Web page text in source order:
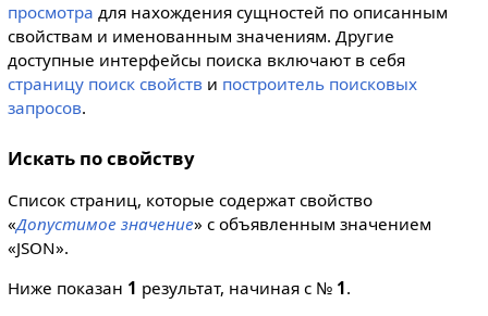
просмотра для нахождения сущностей по описанным
свойствам и именованным значениям. Другие
доступные интерфейсы поиска включают в себя
страницу поиск свойств и построитель поисковых
запросов.
Искать по свойству
Список страниц, которые содержат свойство
«Допустимое значение» с объявленным значением
«JSON».
Ниже показан 1 результат, начиная с № 1.